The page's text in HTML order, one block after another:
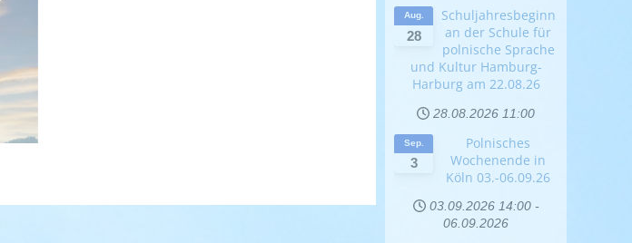
28
Aug.
Schuljahresbeginn
an der Schule für
polnische Sprache
und Kultur Hamburg-
Harburg am 22.08.26
28.08.2026 11:00
3
Sep.
Polnisches
Wochenende in
Köln 03.-06.09.26
03.09.2026 14:00 -
06.09.2026